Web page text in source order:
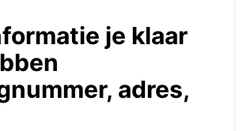
je klaar
adres,